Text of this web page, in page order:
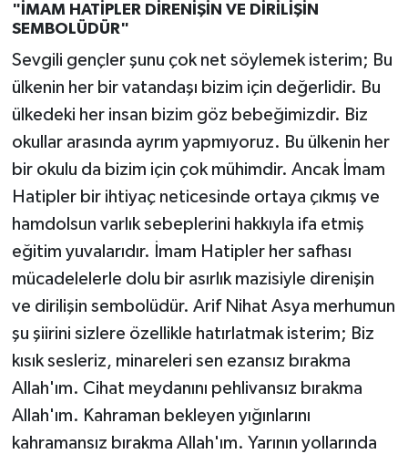
"İMAM HATİPLER DİRENİŞİN VE DİRİLİŞİN
SEMBOLÜDÜR"
Sevgili gençler şunu çok net söylemek isterim; Bu
ülkenin her bir vatandaşı bizim için değerlidir. Bu
ülkedeki her insan bizim göz bebeğimizdir. Biz
okullar arasında ayrım yapmıyoruz. Bu ülkenin her
bir okulu da bizim için çok mühimdir. Ancak İmam
Hatipler bir ihtiyaç neticesinde ortaya çıkmış ve
hamdolsun varlık sebeplerini hakkıyla ifa etmiş
eğitim yuvalarıdır. İmam Hatipler her safhası
mücadelelerle dolu bir asırlık mazisiyle direnişin
ve dirilişin sembolüdür. Arif Nihat Asya merhumun
şu şiirini sizlere özellikle hatırlatmak isterim; Biz
kısık sesleriz, minareleri sen ezansız bırakma
Allah'ım. Cihat meydanını pehlivansız bırakma
Allah'ım. Kahraman bekleyen yığınlarını
kahramansız bırakma Allah'ım. Yarının yollarında